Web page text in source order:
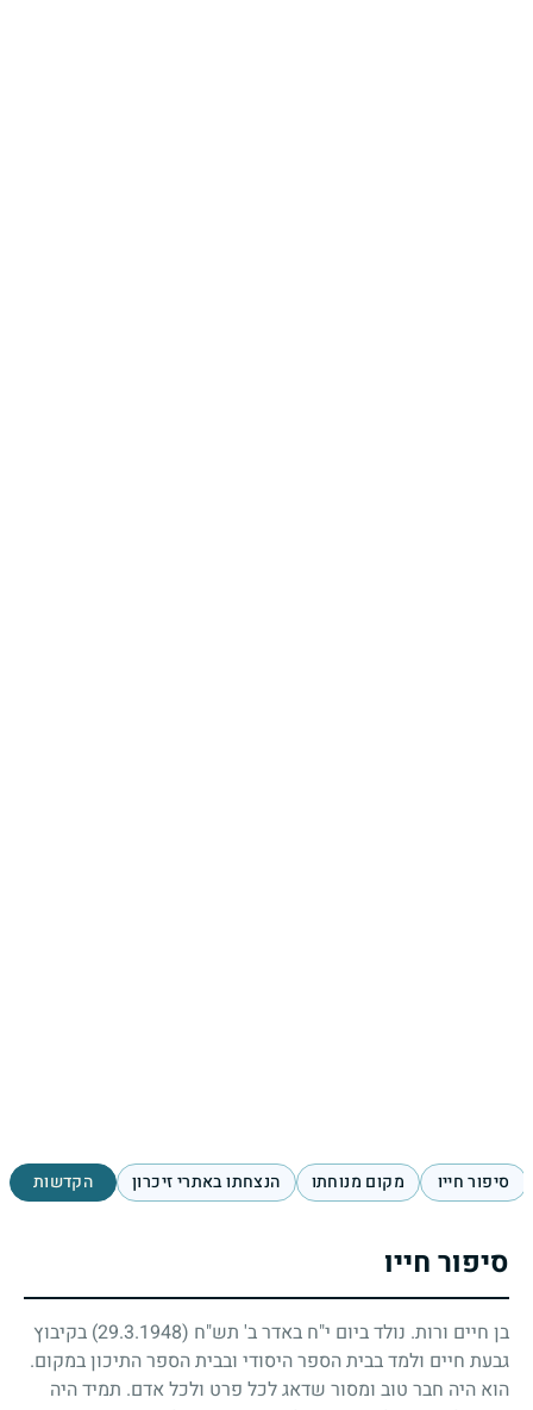
סיפור חייו מקום מנוחתו הנצחתו באתרי זיכרון הקדשות
סיפור חייו
בן חיים ורות. נולד ביום י"ח באדר ב' תש"ח (29.3.1948)
בקיבוץ
גבעת חיים ולמד בבית הספר היסודי ובבית הספר התיכון במקום.
הוא היה חבר טוב ומסור שדאג לכל פרט ולכל אדם. תמיד היה